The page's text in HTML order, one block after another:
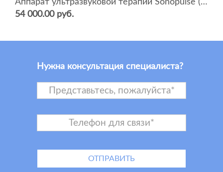
Аппарат ультразвуковой терапии Sonopulse (мультичастотный 1 и 3 Мгц)
54 000.00 руб.
Нужна консультация специалиста?